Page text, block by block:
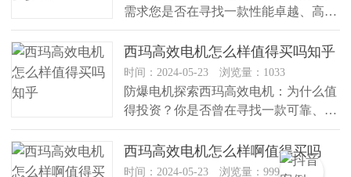
需求您是否在寻找一款性能卓越、高效
稳定的电机？西玛高效电机将是您的...
西玛高效电机怎么样值得买吗知乎
时间：2024-05-23 浏览量：1033
防爆电机探索西玛高效电机：为什么值
得投资？你是否曾在寻找一款可靠、高
效的电机？让我介绍一下西玛高效电...
西玛高效电机怎么样啊值得买吗
时间：2024-05-23 浏览量：999